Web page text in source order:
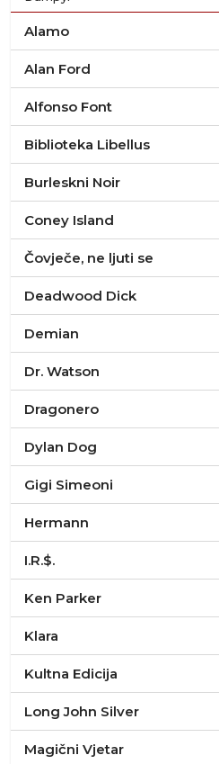
Alamo
Alan Ford
Alfonso Font
Biblioteka Libellus
Burleskni Noir
Coney Island
Čovječe, ne ljuti se
Deadwood Dick
Demian
Dr. Watson
Dragonero
Dylan Dog
Gigi Simeoni
Hermann
I.R.$.
Ken Parker
Klara
Kultna Edicija
Long John Silver
Magični Vjetar